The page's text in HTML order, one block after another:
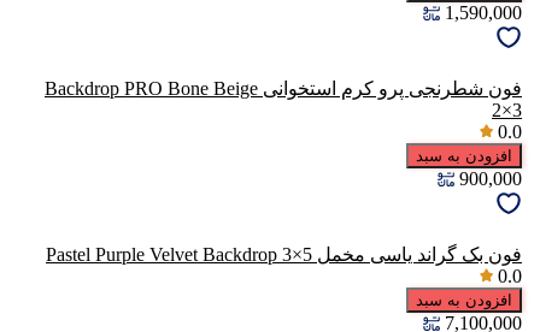
1,590,000
فون شطرنجی پرو کرم استخوانی Backdrop PRO Bone Beige
2×3
0.0
افزودن به سبد
900,000
فون بک گراند یاسی مخمل Pastel Purple Velvet Backdrop 3×5
0.0
افزودن به سبد
7,100,000